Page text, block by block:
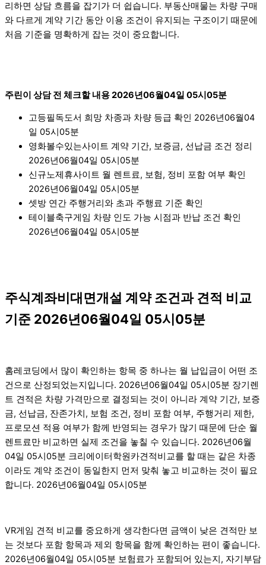
리하면 상담 흐름을 잡기가 더 쉽습니다. 부동산매물는 차량 구매
와 다르게 계약 기간 동안 이용 조건이 유지되는 구조이기 때문에
처음 기준을 명확하게 잡는 것이 중요합니다.
주린이 상담 전 체크할 내용 2026년06월04일 05시05분
고등필독도서 희망 차종과 차량 등급 확인 2026년06월04
일 05시05분
영화볼수있는사이트 계약 기간, 보증금, 선납금 조건 정리
2026년06월04일 05시05분
신규노제휴사이트 월 렌트료, 보험, 정비 포함 여부 확인
2026년06월04일 05시05분
셋방 연간 주행거리와 초과 주행료 기준 확인
테이블축구게임 차량 인도 가능 시점과 반납 조건 확인
2026년06월04일 05시05분
주식계좌비대면개설 계약 조건과 견적 비교
기준 2026년06월04일 05시05분
홈레코딩에서 많이 확인하는 항목 중 하나는 월 납입금이 어떤 조
건으로 산정되었는지입니다. 2026년06월04일 05시05분 장기렌
트 견적은 차량 가격만으로 결정되는 것이 아니라 계약 기간, 보증
금, 선납금, 잔존가치, 보험 조건, 정비 포함 여부, 주행거리 제한,
프로모션 적용 여부가 함께 반영되는 경우가 많기 때문에 단순 월
렌트료만 비교하면 실제 조건을 놓칠 수 있습니다. 2026년06월
04일 05시05분 크리에이터학원카견적비교를 할 때는 같은 차종
이라도 계약 조건이 동일한지 먼저 맞춰 놓고 비교하는 것이 필요
합니다. 2026년06월04일 05시05분
VR게임 견적 비교를 중요하게 생각한다면 금액이 낮은 견적만 보
는 것보다 포함 항목과 제외 항목을 함께 확인하는 편이 좋습니다.
2026년06월04일 05시05분 보험료가 포함되어 있는지, 자기부담